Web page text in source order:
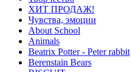
ХИТ ПРОДАЖ!
Чувства, эмоции
About School
Animals
Beatrix Potter - Peter rabbit
Berenstain Bears